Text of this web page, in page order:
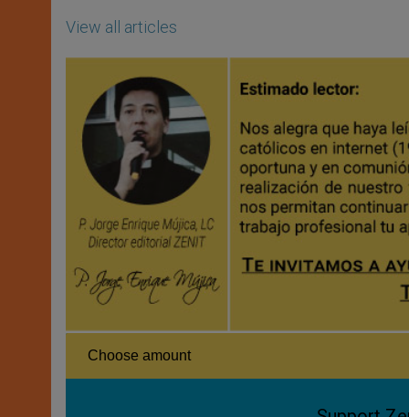
View all articles